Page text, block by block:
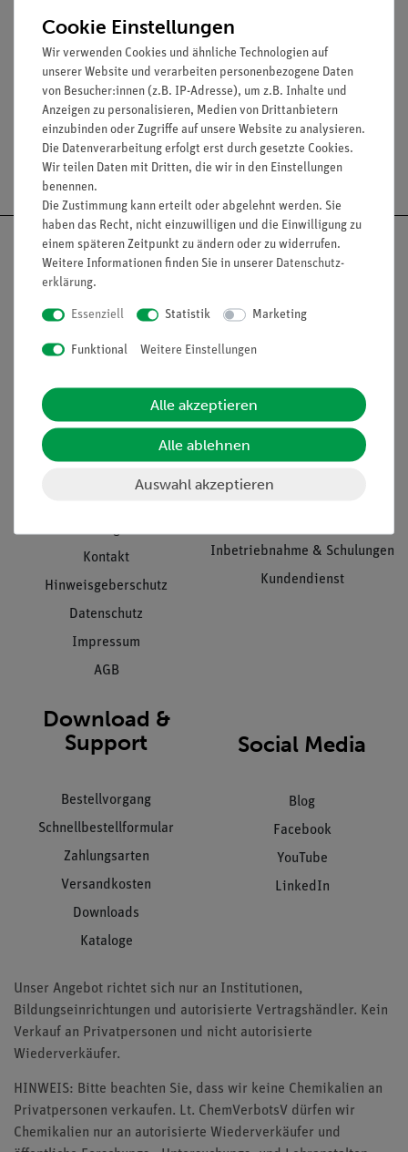
Farbe: Schwarz
Verfügbare Längen: 100 mm, 250 mm, 500 mm, 750
mm, 1000 mm, 1500 mm und 2000
Versandkostenfrei ab 300,- €
Informationen
Kontakt
Hinweisgeberschutz
Datenschutz
Impressum
AGB
Service
Übersicht Service
Inbetriebnahme & Schulungen
Kundendienst
Download &
Support
Bestellvorgang
Schnellbestellformular
Zahlungsarten
Versandkosten
Downloads
Kataloge
Social Media
Blog
Facebook
YouTube
LinkedIn
Unser Angebot richtet sich nur an Institutionen,
Bildungseinrichtungen und autorisierte Vertragshändler. Kein
Verkauf an Privatpersonen und nicht autorisierte
Wiederverkäufer.
HINWEIS: Bitte beachten Sie, dass wir keine Chemikalien an
Privatpersonen verkaufen. Lt. ChemVerbotsV dürfen wir
Chemikalien nur an autorisierte Wiederverkäufer und
Cookie Einstellungen
Wir verwenden Cookies und ähnliche Technologien auf
unserer Website und verarbeiten personenbezogene Daten
von Besucher:innen (z.B. IP-Adresse), um z.B. Inhalte und
Anzeigen zu personalisieren, Medien von Drittanbietern
einzubinden oder Zugriffe auf unsere Website zu analysieren.
Die Datenverarbeitung erfolgt erst durch gesetzte Cookies.
Wir teilen Daten mit Dritten, die wir in den Einstellungen
benennen.
Die Zustimmung kann erteilt oder abgelehnt werden. Sie
haben das Recht, nicht einzuwilligen und die Einwilligung zu
einem späteren Zeitpunkt zu ändern oder zu widerrufen.
Weitere Informationen finden Sie in unserer Daten­schutz­
erklärung.
Essenziell Statistik Marketing
Funktional Weitere Einstellungen
Alle akzeptieren
Alle ablehnen
Auswahl akzeptieren